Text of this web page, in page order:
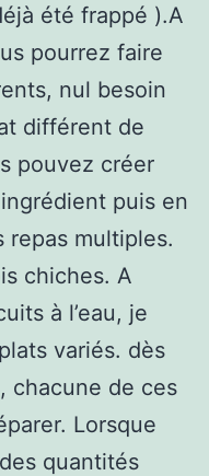
été frappé ).A
pourrez faire
nul besoin
différent de
pouvez créer
puis en
repas multiples.
chiches. A
à l’eau, je
variés. dès
chacune de ces
Lorsque
quantités